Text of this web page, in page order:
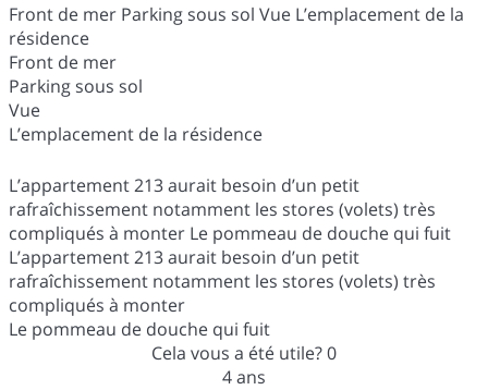
Front de mer Parking sous sol Vue L’emplacement de la
résidence
Front de mer
Parking sous sol
Vue
L’emplacement de la résidence
L’appartement 213 aurait besoin d’un petit
rafraîchissement notamment les stores (volets) très
compliqués à monter Le pommeau de douche qui fuit
L’appartement 213 aurait besoin d’un petit
rafraîchissement notamment les stores (volets) très
compliqués à monter
Le pommeau de douche qui fuit
Cela vous a été utile?0
4 ans